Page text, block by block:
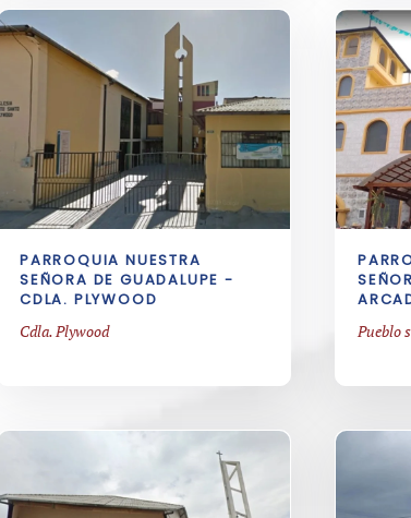
PARROQUIA NUESTRA
SEÑORA DE GUADALUPE -
CDLA. PLYWOOD
Cdla. Plywood
Pueblo